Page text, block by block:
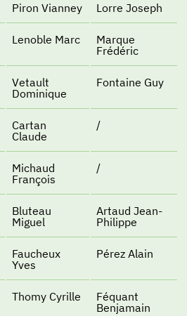
Piron Vianney Lorre Joseph
Lenoble Marc
Marque
Frédéric
Vetault
Dominique
Fontaine Guy
Cartan
Claude
/
Michaud
François
/
Bluteau
Miguel
Artaud Jean-
Philippe
Faucheux
Yves
Pérez Alain
Thomy Cyrille
Féquant
Benjamain